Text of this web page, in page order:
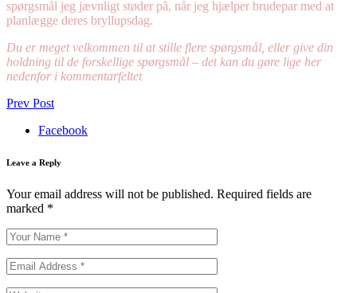
spørgsmål jeg jævnligt støder på, når jeg hjælper brudepar med at
planlægge deres bryllupsdag.
Du er meget velkommen til at stille flere spørgsmål, eller give din
holdning til de forskellige spørgsmål – det kan du gøre lige her
nedenfor i kommentarfeltet
Prev Post
Facebook
Leave a Reply
Your email address will not be published. Required fields are
marked *